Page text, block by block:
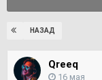
НАЗАД
Qreeq
16 мая